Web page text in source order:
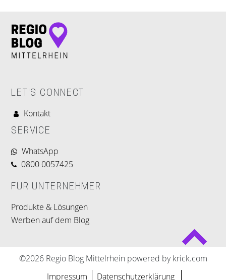
LET'S CONNECT
Kontakt
SERVICE
WhatsApp
0800 0057425
FÜR UNTERNEHMER
Produkte & Lösungen
Werben auf dem Blog
©2026 Regio Blog Mittelrhein powered by krick.com
Impressum
Datenschutzerklärung